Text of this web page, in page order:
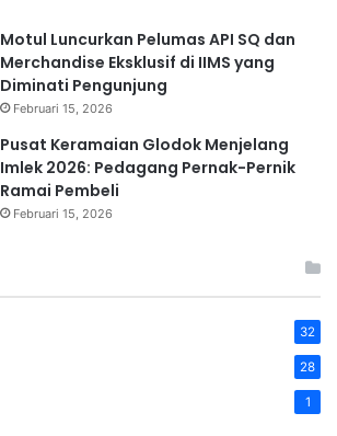
Motul Luncurkan Pelumas API SQ dan
Merchandise Eksklusif di IIMS yang
Diminati Pengunjung
Februari 15, 2026
Pusat Keramaian Glodok Menjelang
Imlek 2026: Pedagang Pernak-Pernik
Ramai Pembeli
Februari 15, 2026
32
28
1